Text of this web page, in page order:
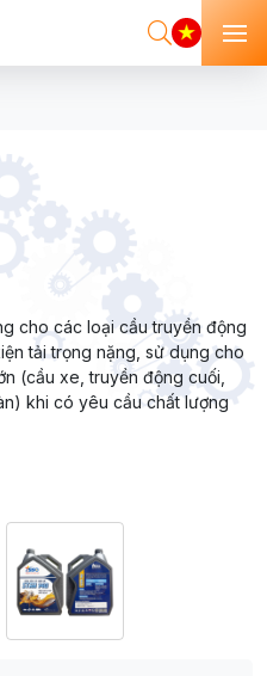
cho các loại cầu truyền động
tải trọng nặng, sử dụng cho
(cầu xe, truyền động cuối,
khi có yêu cầu chất lượng